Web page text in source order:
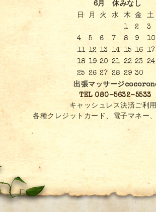
6月 休みなし
日
月 火 水 木 金
土
1
2
3
4
5 6 7 8 9
10
11 12 13 14 15 16 17
18 19 20 21 22 23 24
25 26 27 28 29 30
出張マッサージ
TEL 080-5632-5533
キャッシュレス決済ご利
各種クレジットカード、電子マネー